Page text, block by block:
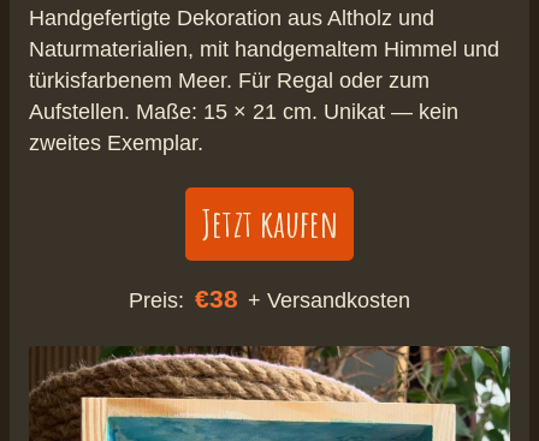
Handgefertigte Dekoration aus Altholz und
Naturmaterialien, mit handgemaltem Himmel und
türkisfarbenem Meer. Für Regal oder zum
Aufstellen. Maße: 15 × 21 cm. Unikat — kein
zweites Exemplar.
Jetzt kaufen
Preis: €38 + Versandkosten